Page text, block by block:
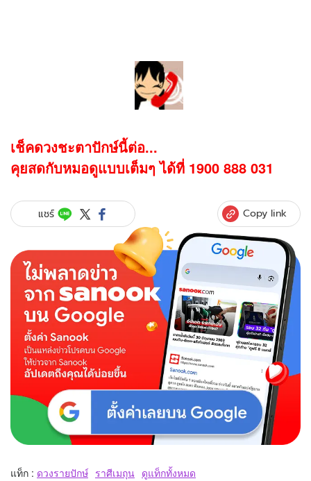
เช็คดวงชะตาปักษ์นี้ต่อ...
คุยสดกับหมอดูแบบเต็มๆ ได้ที่ 1900 888 031
แชร์ Copy link
แท็ก : ดวงรายปักษ์ ราศีเมถุน ดูแท็กทั้งหมด